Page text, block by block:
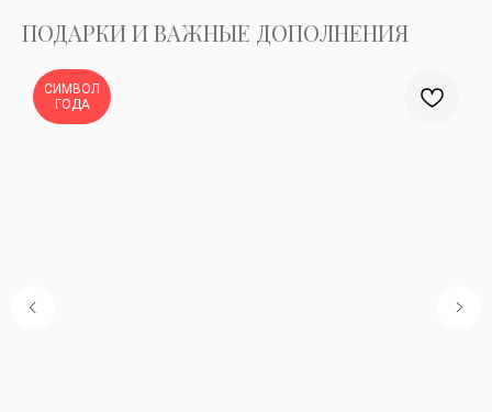
ПОДАРКИ И ВАЖНЫЕ ДОПОЛНЕНИЯ
СИМВОЛ
ГОДА